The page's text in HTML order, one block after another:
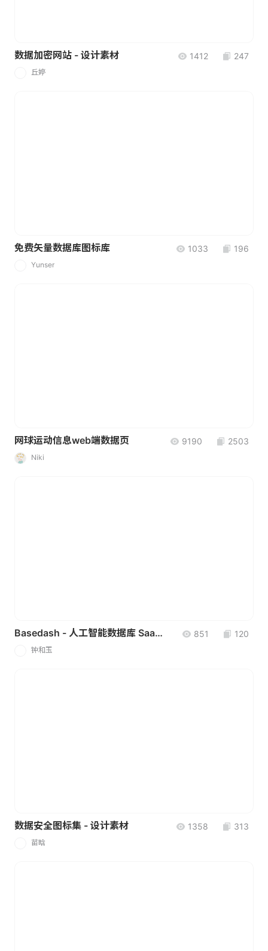
数据加密网站 - 设计素材 1412 247
丘婷
免费矢量数据库图标库 1033 196
Yunser
网球运动信息web端数据页 9190 2503
Niki
Basedash - 人工智能数据库 SaaS UI 851 120
钟和玉
数据安全图标集 - 设计素材 1358 313
苗晗